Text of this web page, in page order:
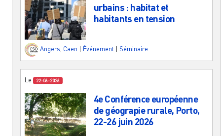
urbains : habitat et
habitants en tension
Angers Caen Événement Séminaire
Le 22-06-2026
4e Conférence européenne
de géograpie rurale, Porto,
22-26 juin 2026